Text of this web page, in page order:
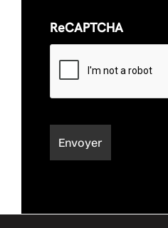
ReCAPTCHA